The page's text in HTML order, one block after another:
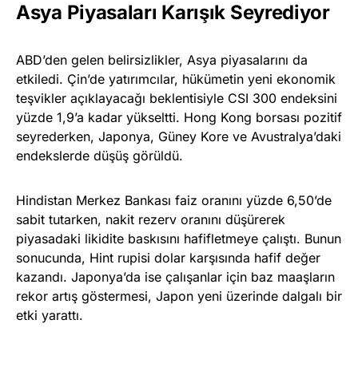
Asya Piyasaları Karışık Seyrediyor
ABD’den gelen belirsizlikler, Asya piyasalarını da
etkiledi. Çin’de yatırımcılar, hükümetin yeni ekonomik
teşvikler açıklayacağı beklentisiyle CSI 300 endeksini
yüzde 1,9’a kadar yükseltti. Hong Kong borsası pozitif
seyrederken, Japonya, Güney Kore ve Avustralya’daki
endekslerde düşüş görüldü.
Hindistan Merkez Bankası faiz oranını yüzde 6,50’de
sabit tutarken, nakit rezerv oranını düşürerek
piyasadaki likidite baskısını hafifletmeye çalıştı. Bunun
sonucunda, Hint rupisi dolar karşısında hafif değer
kazandı. Japonya’da ise çalışanlar için baz maaşların
rekor artış göstermesi, Japon yeni üzerinde dalgalı bir
etki yarattı.